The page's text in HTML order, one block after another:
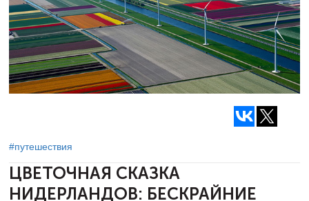
#путешествия
ЦВЕТОЧНАЯ СКАЗКА
НИДЕРЛАНДОВ: БЕСКРАЙНИЕ